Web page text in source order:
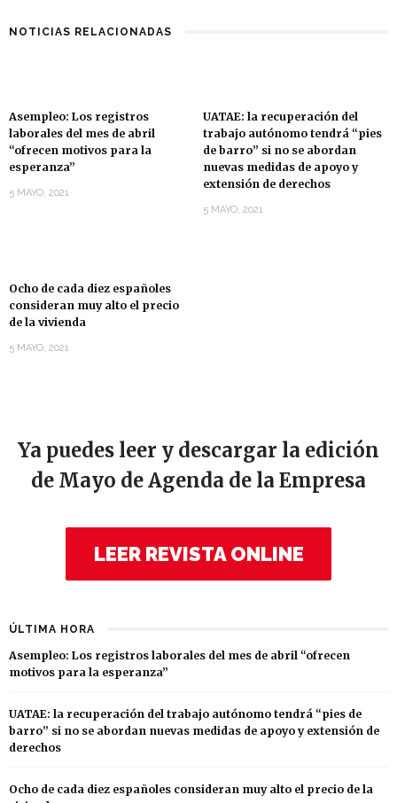
NOTICIAS RELACIONADAS
Asempleo: Los registros
laborales del mes de abril
“ofrecen motivos para la
esperanza”
5 MAYO, 2021
UATAE: la recuperación del
trabajo autónomo tendrá “pies
de barro” si no se abordan
nuevas medidas de apoyo y
extensión de derechos
5 MAYO, 2021
Ocho de cada diez españoles
consideran muy alto el precio
de la vivienda
5 MAYO, 2021
Ya puedes leer y descargar la edición
de Mayo de Agenda de la Empresa
LEER REVISTA ONLINE
ÚLTIMA HORA
Asempleo: Los registros laborales del mes de abril “ofrecen
motivos para la esperanza”
UATAE: la recuperación del trabajo autónomo tendrá “pies de
barro” si no se abordan nuevas medidas de apoyo y extensión de
derechos
Ocho de cada diez españoles consideran muy alto el precio de la